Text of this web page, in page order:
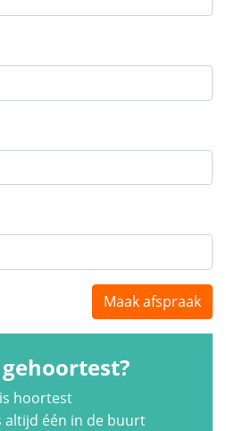
Maak afspraak
hoortest
altijd één in de buurt